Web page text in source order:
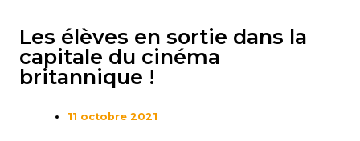
Les élèves en sortie dans la
capitale du cinéma
britannique !
11 octobre 2021